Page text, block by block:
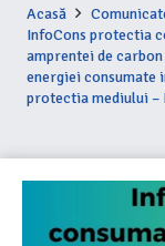
Acasă
InfoCons protectia
amprentei de
energiei consumate
protectia mediului –